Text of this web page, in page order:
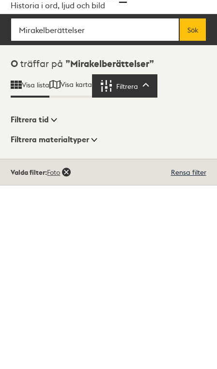
Historia i ord, ljud och bild
Sök
Sök
Sökresultat
0 träffar på Mirakelberättelser
Visa lista Visa karta Filtrera
Visningsläge
Filtrera tid
Filtrera materialtyper
träffar
Valda filter:Foto Rensa filter